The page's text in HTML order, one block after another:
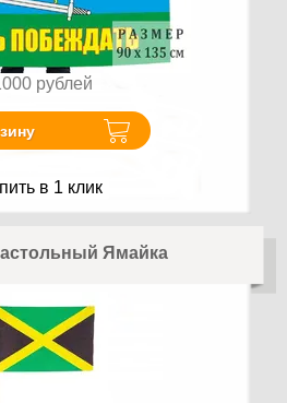
рублей
в 1 клик
Ямайка